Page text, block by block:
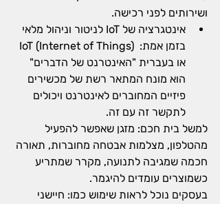
ושירותים לפני רכישה.
אינטגרציה של IoT לניטור וניהול מלאי
או בעברית "האינטרנט של הדברים"
הוא מונח המתאר רשת של מכשירים
פיזיים המחוברים לאינטרנט ויכולים
לתקשר זה עם זה.
למשל בית חכם: מזגן שאפשר להפעיל
מהטלפון, מצלמות אבטחה מחוברות, תאורה
חכמה שמגיבה לתנועה, מקרר שמתריע
כשמוצרים עומדים להיגמר.
בעסקים נוכל לראות שימוש כמו: חיישני